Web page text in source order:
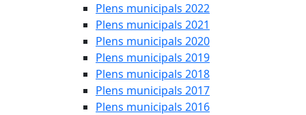
Plens municipals 2022
Plens municipals 2021
Plens municipals 2020
Plens municipals 2019
Plens municipals 2018
Plens municipals 2017
Plens municipals 2016